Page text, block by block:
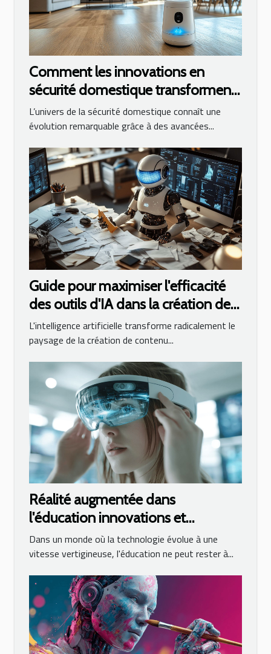
Comment les innovations en
sécurité domestique transforment
la surveillance des maisons
L’univers de la sécurité domestique connaît une
évolution remarquable grâce à des avancées...
Guide pour maximiser l'efficacité
des outils d'IA dans la création de
contenus professionnels
L'intelligence artificielle transforme radicalement le
paysage de la création de contenu...
Réalité augmentée dans
l'éducation innovations et
perspectives pour l'enseignement
moderne
Dans un monde où la technologie évolue à une
vitesse vertigineuse, l'éducation ne peut rester à...